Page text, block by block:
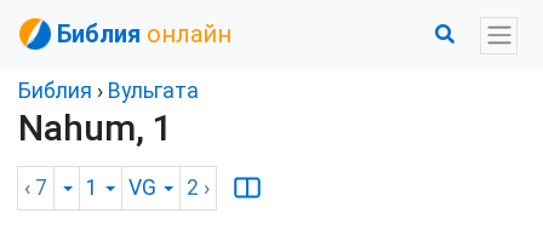
Библия онлайн
Библия › Вульгата
Nahum, 1
‹ 7 1 VG 2 ›